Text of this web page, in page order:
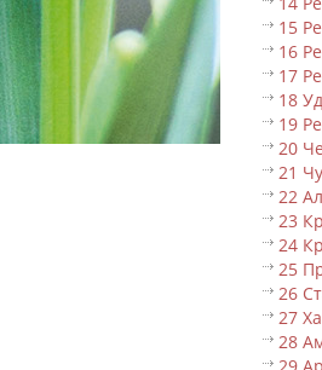
15
16
17
18
19
20
21
22
23
24
25
26
27
28